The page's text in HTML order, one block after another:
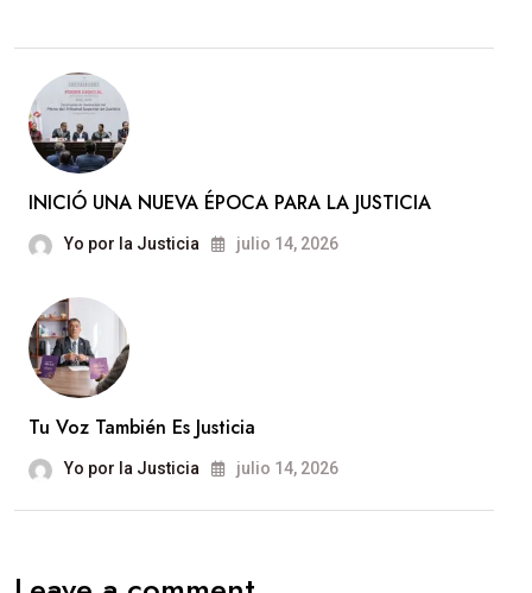
INICIÓ UNA NUEVA ÉPOCA PARA LA JUSTICIA
Yo por la Justicia julio 14, 2026
Tu Voz También Es Justicia
Yo por la Justicia julio 14, 2026